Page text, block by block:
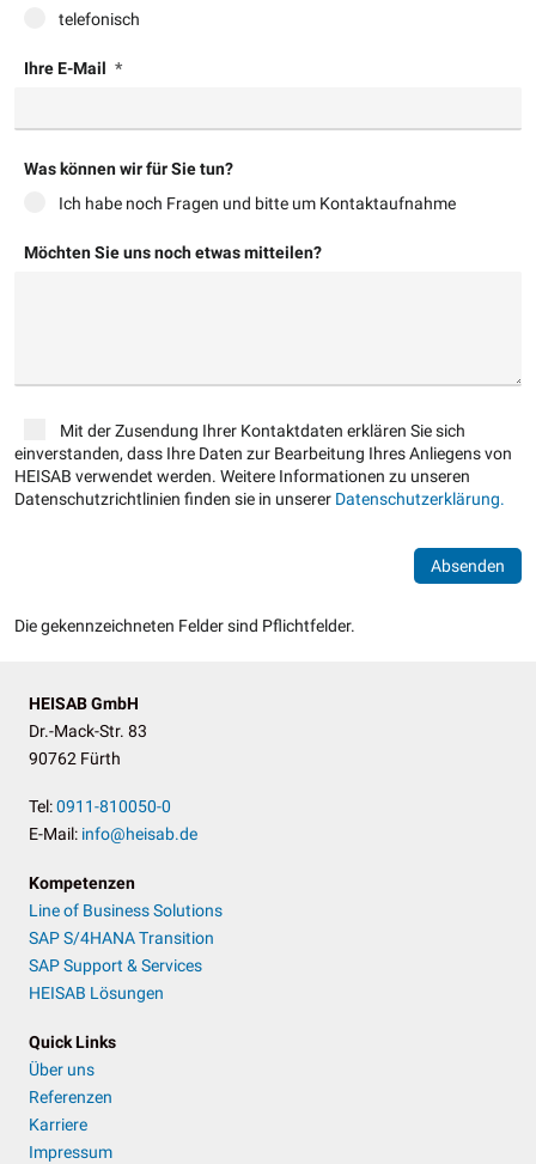
telefonisch
Ihre E-Mail
Was können wir für Sie tun?
Ich habe noch Fragen und bitte um Kontaktaufnahme
Möchten Sie uns noch etwas mitteilen?
Mit der Zusendung Ihrer Kontaktdaten erklären Sie sich
einverstanden, dass Ihre Daten zur Bearbeitung Ihres Anliegens von
HEISAB verwendet werden. Weitere Informationen zu unseren
Datenschutzrichtlinien finden sie in unserer Datenschutzerklärung.
Absenden
Die gekennzeichneten Felder sind Pflichtfelder.
HEISAB GmbH
Dr.-Mack-Str. 83
90762 Fürth
Tel:0911-810050-0
E-Mail: info@heisab.de
Kompetenzen
Line of Business Solutions
SAP S/4HANA Transition
SAP Support & Services
HEISAB Lösungen
Quick Links
Über uns
Referenzen
Karriere
Impressum